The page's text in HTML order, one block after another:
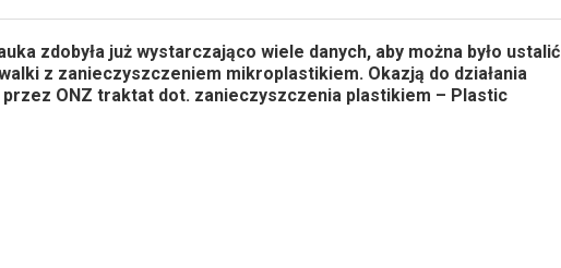
zdobyła już wystarczająco wiele danych, aby można było ustalić
z zanieczyszczeniem mikroplastikiem. Okazją do działania
ONZ traktat dot. zanieczyszczenia plastikiem – Plastic